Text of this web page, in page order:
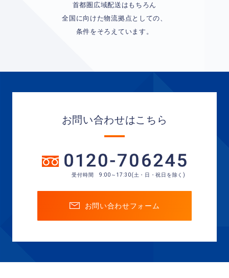
首都圏広域配送はもちろん
全国に向けた物流拠点としての、
条件をそろえています。
お問い合わせはこちら
受付時間 9:00～17:30(土・日・祝日を除く)
お問い合わせフォーム